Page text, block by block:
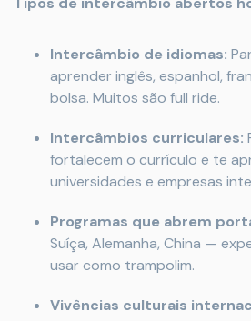
Intercâmbio de idiomas:
aprender inglês, espanhol,
bolsa. Muitos são full ride.
Intercâmbios curriculares:
fortalecem o currículo e te
universidades e empresas
Programas que abrem
Suíça, Alemanha, China —
usar como trampolim.
Vivências culturais